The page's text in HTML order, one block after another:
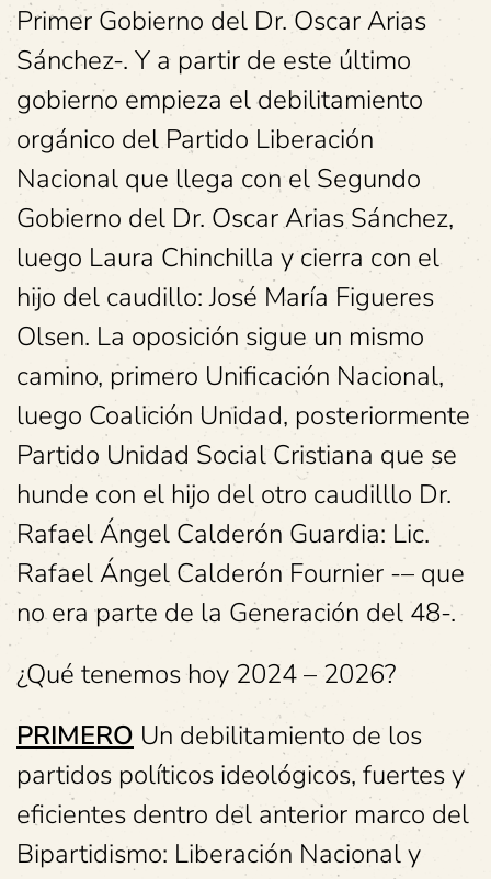
Primer Gobierno del Dr. Oscar Arias
Sánchez-. Y a partir de este último
gobierno empieza el debilitamiento
orgánico del Partido Liberación
Nacional que llega con el Segundo
Gobierno del Dr. Oscar Arias Sánchez,
luego Laura Chinchilla y cierra con el
hijo del caudillo: José María Figueres
Olsen. La oposición sigue un mismo
camino, primero Unificación Nacional,
luego Coalición Unidad, posteriormente
Partido Unidad Social Cristiana que se
hunde con el hijo del otro caudilllo Dr.
Rafael Ángel Calderón Guardia: Lic.
Rafael Ángel Calderón Fournier -– que
no era parte de la Generación del 48-.
¿Qué tenemos hoy 2024 – 2026?
PRIMERO Un debilitamiento de los
partidos políticos ideológicos, fuertes y
eficientes dentro del anterior marco del
Bipartidismo: Liberación Nacional y